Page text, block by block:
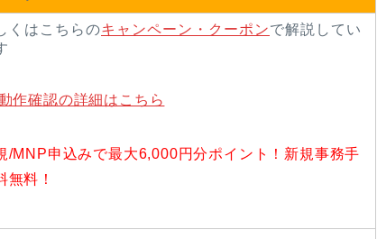
くはこちらのキャンペーン・クーポンで解説してい
作確認の詳細はこちら
/MNP申込みで最大6,000円分ポイント！新規事務手
無料！